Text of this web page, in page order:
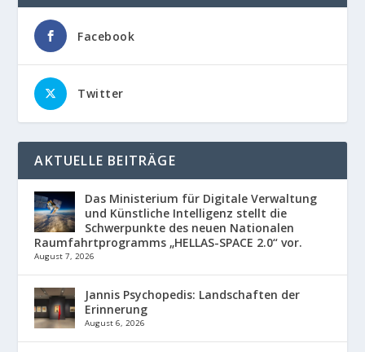
Facebook
Twitter
AKTUELLE BEITRÄGE
Das Ministerium für Digitale Verwaltung
und Künstliche Intelligenz stellt die
Schwerpunkte des neuen Nationalen
Raumfahrtprogramms „HELLAS-SPACE 2.0“ vor.
August 7, 2026
Jannis Psychopedis: Landschaften der
Erinnerung
August 6, 2026